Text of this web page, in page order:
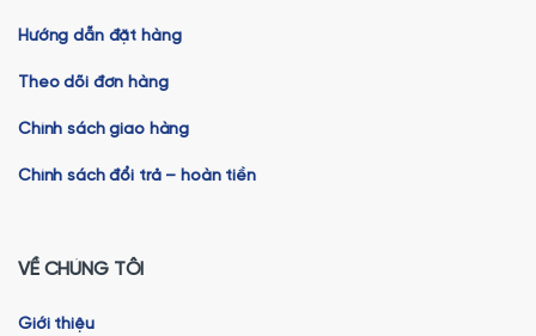
Hướng dẫn đặt hàng
Theo dõi đơn hàng
Chính sách giao hàng
Chính sách đổi trả – hoàn tiền
VỀ CHÚNG TÔI
Giới thiệu